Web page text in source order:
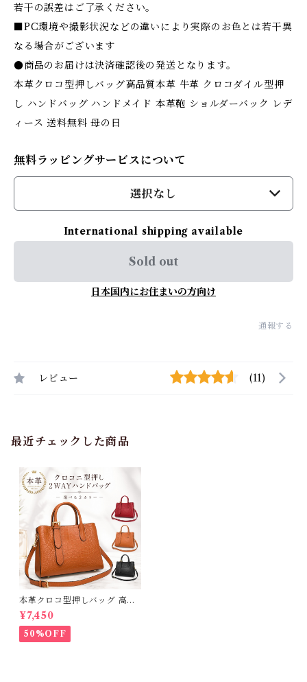
若干の誤差はご了承ください。
■PC環境や撮影状況などの違いにより実際のお色とは若干異
なる場合がございます
●商品のお届けは決済確認後の発送となります。
本革クロコ型押しバッグ高品質本革 牛革 クロコダイル型押
し ハンドバッグ ハンドメイド 本革鞄 ショルダーバック レデ
ィース 送料無料 母の日
無料ラッピングサービスについて
選択なし
International shipping available
Sold out
日本国内にお住まいの方向け
通報する
レビュー (11)
最近チェックした商品
本革クロコ型押しバッグ 高品
質本革 牛革 クロコダイル型押
し ハンドバッグ ハンドメイド
本革鞄 ショルダーバック レデ
ィース 送料無料 母の日 2723
¥7,450
50%OFF